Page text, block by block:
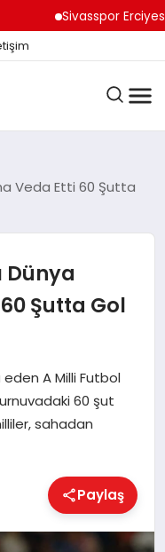
Sivasspor Erciyes
Veda Etti 60 Şutta
Dünya
Şutta Gol
eden A Milli Futbol
60 şut
sahadan
Paylaş